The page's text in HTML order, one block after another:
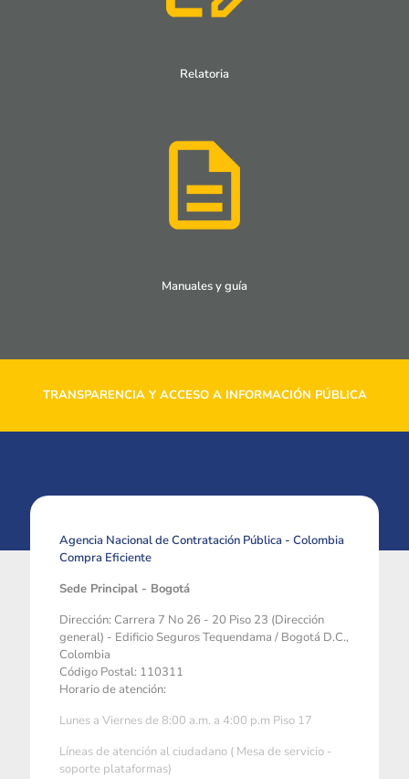
Relatoria
Manuales y guía
TRANSPARENCIA Y ACCESO A INFORMACIÓN PÚBLICA
Agencia Nacional de Contratación Pública - Colombia
Compra Eficiente
Sede Principal - Bogotá
Dirección: Carrera 7 No 26 - 20 Piso 23 (Dirección
general) - Edificio Seguros Tequendama / Bogotá D.C.,
Colombia
Código Postal: 110311
Horario de atención:
Lunes a Viernes de 8:00 a.m. a 4:00 p.m Piso 17
Líneas de atención al ciudadano ( Mesa de servicio -
soporte plataformas)